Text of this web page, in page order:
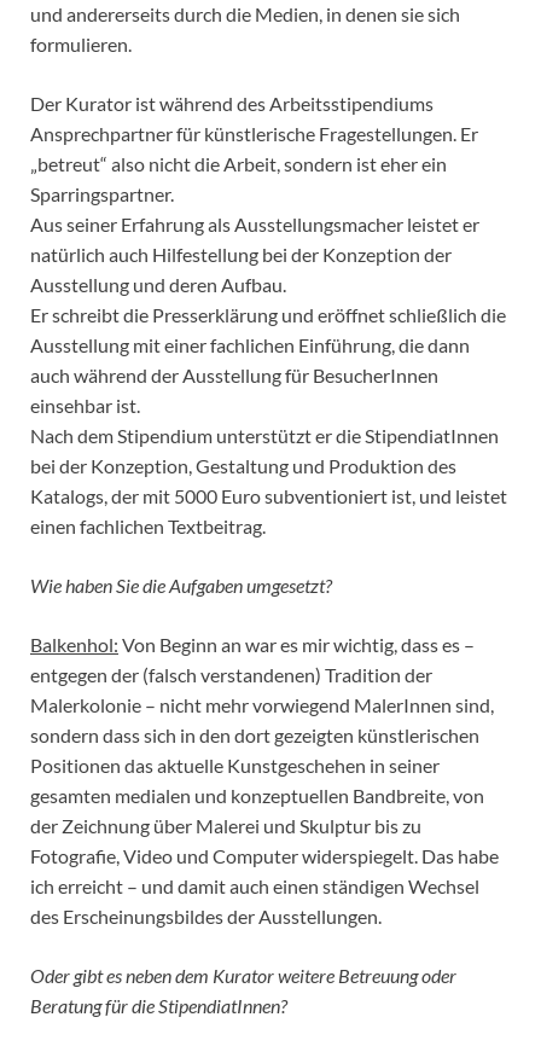
und andererseits durch die Medien, in denen sie sich
formulieren.
Der Kurator ist während des Arbeitsstipendiums
Ansprechpartner für künstlerische Fragestellungen. Er
„betreut“ also nicht die Arbeit, sondern ist eher ein
Sparringspartner.
Aus seiner Erfahrung als Ausstellungsmacher leistet er
natürlich auch Hilfestellung bei der Konzeption der
Ausstellung und deren Aufbau.
Er schreibt die Presserklärung und eröffnet schließlich die
Ausstellung mit einer fachlichen Einführung, die dann
auch während der Ausstellung für BesucherInnen
einsehbar ist.
Nach dem Stipendium unterstützt er die StipendiatInnen
bei der Konzeption, Gestaltung und Produktion des
Katalogs, der mit 5000 Euro subventioniert ist, und leistet
einen fachlichen Textbeitrag.
Wie haben Sie die Aufgaben umgesetzt?
Balkenhol: Von Beginn an war es mir wichtig, dass es –
entgegen der (falsch verstandenen) Tradition der
Malerkolonie – nicht mehr vorwiegend MalerInnen sind,
sondern dass sich in den dort gezeigten künstlerischen
Positionen das aktuelle Kunstgeschehen in seiner
gesamten medialen und konzeptuellen Bandbreite, von
der Zeichnung über Malerei und Skulptur bis zu
Fotografie, Video und Computer widerspiegelt. Das habe
ich erreicht – und damit auch einen ständigen Wechsel
des Erscheinungsbildes der Ausstellungen.
Oder gibt es neben dem Kurator weitere Betreuung oder
Beratung für die StipendiatInnen?